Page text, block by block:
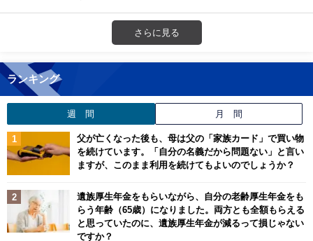
さらに見る
ランキング
週 間 月 間
父が亡くなった後も、母は父の「家族カード」で買い物
を続けています。「自分の名義だから問題ない」と言い
ますが、このまま利用を続けてもよいのでしょうか？
遺族厚生年金をもらいながら、自分の老齢厚生年金をも
らう年齢（65歳）になりました。両方とも全額もらえる
と思っていたのに、遺族厚生年金が減るって損じゃない
ですか？